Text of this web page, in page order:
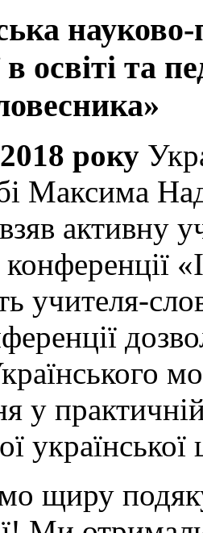
в освіті та
року
Максима
активну
учителя-
у
щиру